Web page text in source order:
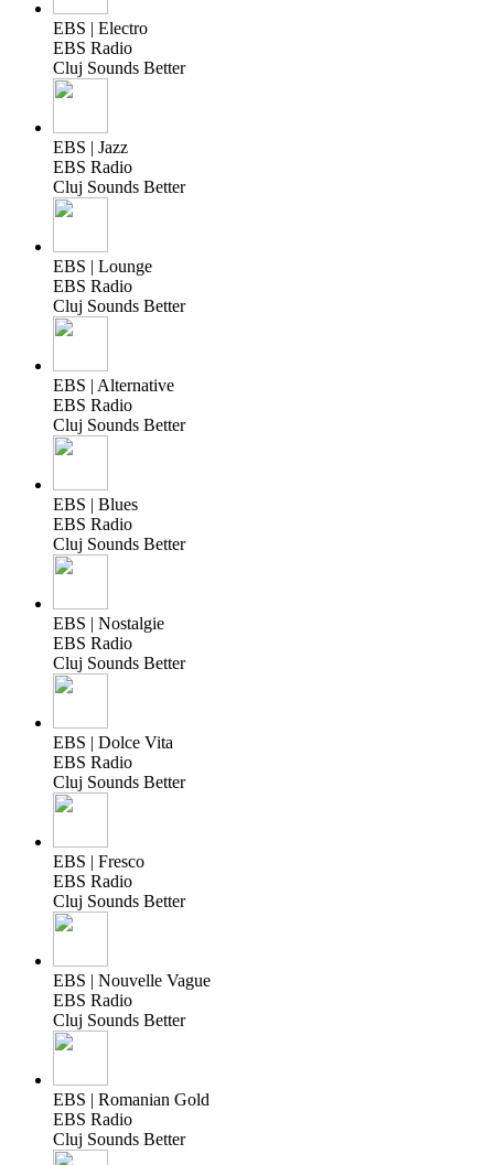
EBS | Electro
EBS Radio
Cluj Sounds Better
EBS | Jazz
EBS Radio
Cluj Sounds Better
EBS | Lounge
EBS Radio
Cluj Sounds Better
EBS | Alternative
EBS Radio
Cluj Sounds Better
EBS | Blues
EBS Radio
Cluj Sounds Better
EBS | Nostalgie
EBS Radio
Cluj Sounds Better
EBS | Dolce Vita
EBS Radio
Cluj Sounds Better
EBS | Fresco
EBS Radio
Cluj Sounds Better
EBS | Nouvelle Vague
EBS Radio
Cluj Sounds Better
EBS | Romanian Gold
EBS Radio
Cluj Sounds Better